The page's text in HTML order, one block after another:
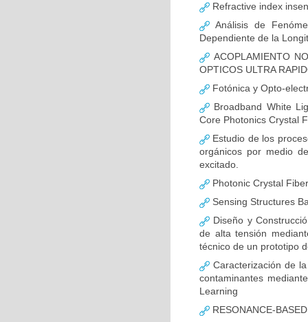
Refractive index
Análisis de
Dependiente de la
ACOPLAMIENTO
OPTICOS ULTRA
Fotónica y Opto-
Broadband White
Core Photonics Crystal
Estudio de los
orgánicos por medio
excitado.
Photonic Crystal
Sensing Structures
Diseño y
de alta tensión
técnico de un prototipo
Caracterización de
contaminantes
Learning
RESONANCE-